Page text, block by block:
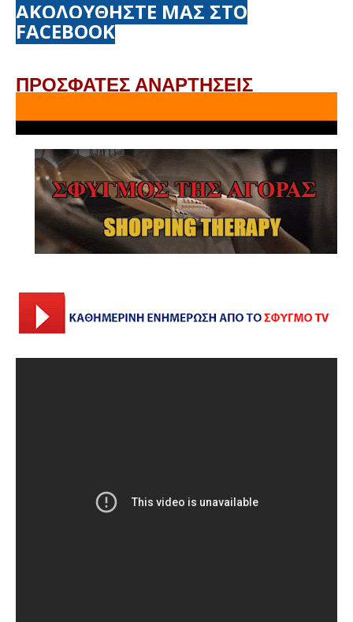
ΑΚΟΛΟΥΘΗΣΤΕ ΜΑΣ ΣΤΟ
FACEBOOK
ΠΡΟΣΦΑΤΕΣ ΑΝΑΡΤΗΣΕΙΣ